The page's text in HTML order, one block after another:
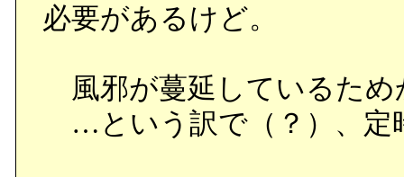
必要があるけど。
風邪が蔓延しているため
…という訳で（？）、定